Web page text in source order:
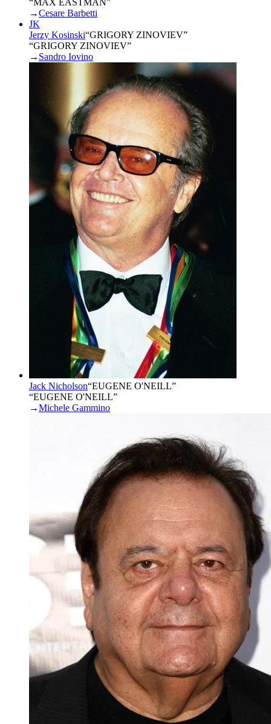
→Cesare Barbetti
JK
Jerzy Kosinski“GRIGORY ZINOVIEV”
“GRIGORY ZINOVIEV”
→ Sandro Iovino
Jack Nicholson“EUGENE O'NEILL”
“EUGENE O'NEILL”
→Michele Gammino